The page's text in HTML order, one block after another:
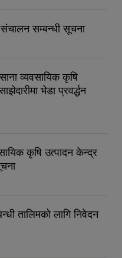
संचालन सम्बन्धी सूचना
व्यवसायिक कृषि
भेडा प्रवर्द्धन
कृषि उत्पादन केन्द्र
तालिमको लागि निवेदन